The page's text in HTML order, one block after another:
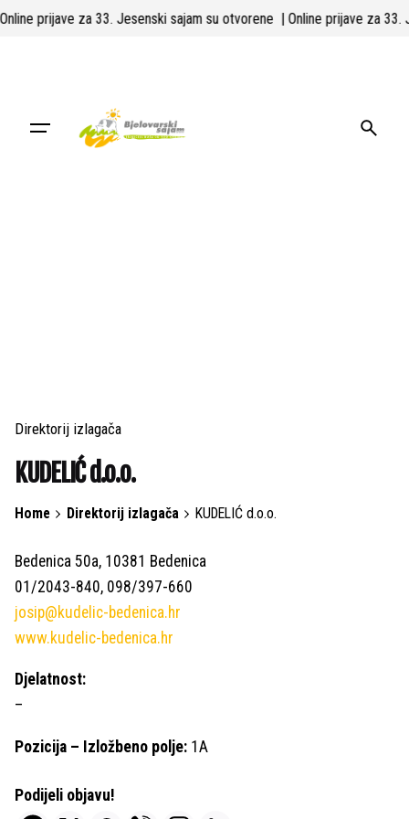
Skip
prijave za 33. Jesenski sajam su otvorene | Online prijave za
Direktorij izlagača
KUDELIĆ d.o.o.
Home Direktorij izlagača KUDELIĆ d.o.o.
Bedenica 50a, 10381 Bedenica
01/2043-840, 098/397-660
josip@kudelic-bedenica.hr
www.kudelic-bedenica.hr
Djelatnost:
–
Pozicija – Izložbeno polje: 1A
Podijeli objavu!